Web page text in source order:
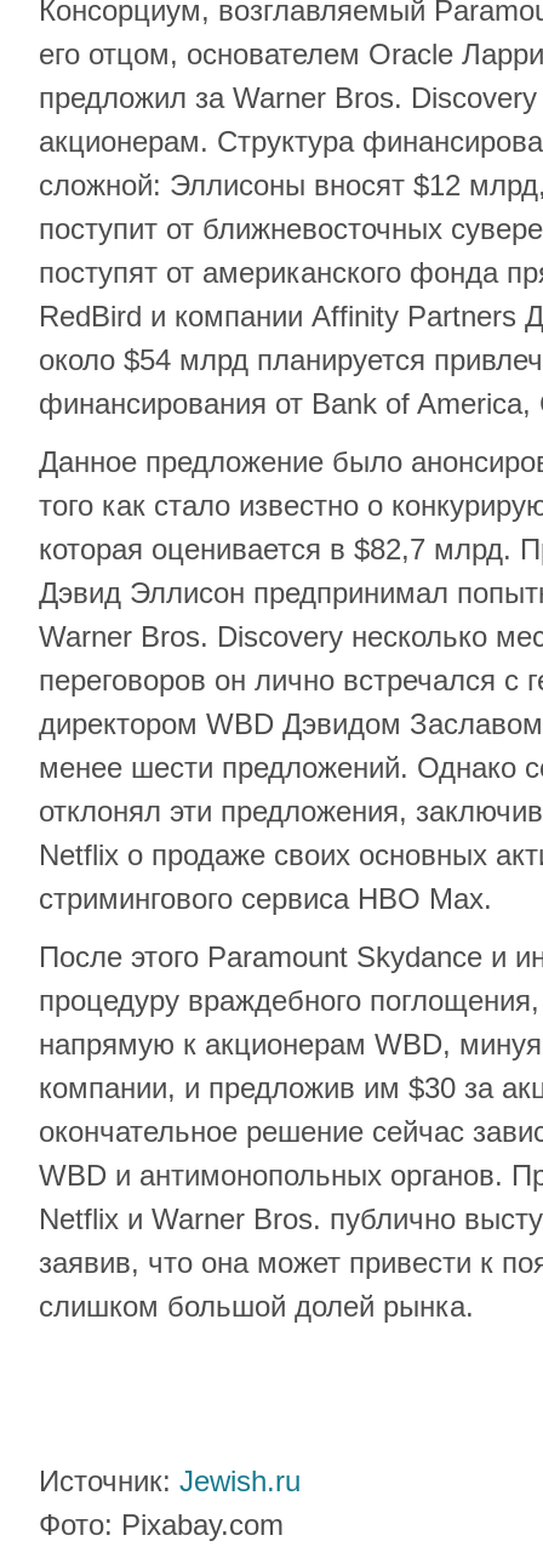
Консорциум, возглавляемый
его отцом, основателем Oracle
предложил за Warner Bros.
акционерам. Структура
сложной: Эллисоны вносят $12
поступит от ближневосточных
поступят от американского фонда
RedBird и компании Affinity
около $54 млрд планируется
финансирования от Bank of America,
Данное предложение было
того как стало известно о
которая оценивается в $82,7 млрд.
Дэвид Эллисон предпринимал
Warner Bros. Discovery несколько
переговоров он лично встречался с
директором WBD Дэвидом
менее шести предложений. Однако
отклонял эти предложения,
Netflix о продаже своих основных
стримингового сервиса HBO Max.
После этого Paramount Skydance и
процедуру враждебного
напрямую к акционерам WBD, минуя
компании, и предложив им $30 за
окончательное решение сейчас
WBD и антимонопольных органов.
Netflix и Warner Bros. публично
заявив, что она может привести к
слишком большой долей рынка.
Источник: Jewish.ru
Фото: Pixabay.com